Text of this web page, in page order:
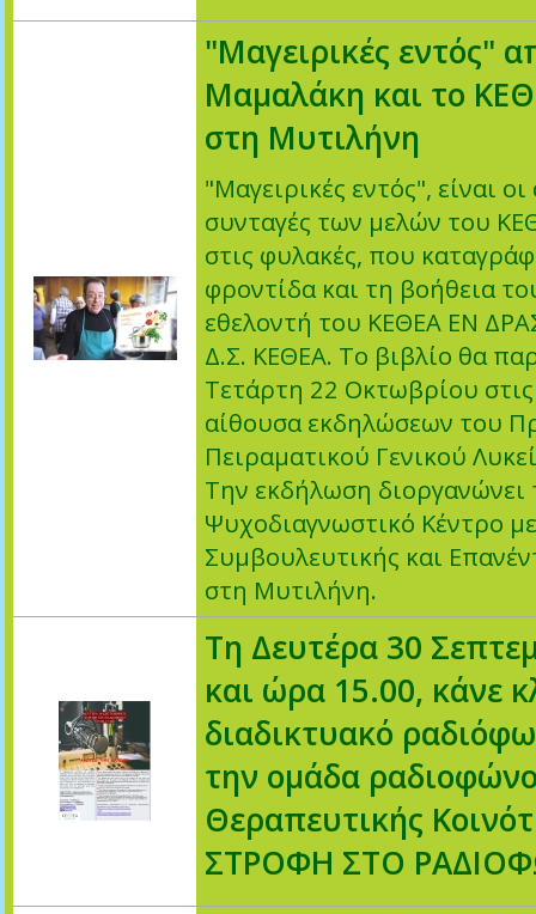
"Μαγειρικές εντός"
Μαμαλάκη και το
στη Μυτιλήνη
"Μαγειρικές εντός", είναι
συνταγές των μελών του
στις φυλακές, που
φροντίδα και τη βοήθεια
εθελοντή του ΚΕΘΕΑ ΕΝ
Δ.Σ. ΚΕΘΕΑ. Το βιβλίο θα
Τετάρτη 22 Οκτωβρίου
αίθουσα εκδηλώσεων του
Πειραματικού Γενικού
Την εκδήλωση
Ψυχοδιαγνωστικό Κέντρο
Συμβουλευτικής και
στη Μυτιλήνη.
Τη Δευτέρα 30
και ώρα 15.00, κάνε
διαδικτυακό
την ομάδα
Θεραπευτικής
ΣΤΡΟΦΗ ΣΤΟ